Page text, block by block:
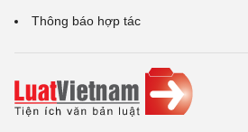
Thông báo hợp tác